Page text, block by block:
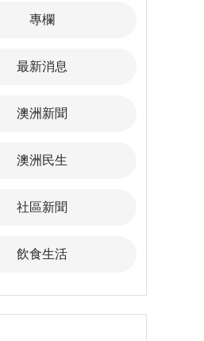
專欄
最新消息
澳洲新聞
澳洲民生
社區新聞
飲食生活